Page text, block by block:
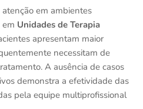
em ambientes
Unidades de Terapia
apresentam maior
necessitam de
A ausência de casos
demonstra a efetividade das
pela equipe multiprofissional